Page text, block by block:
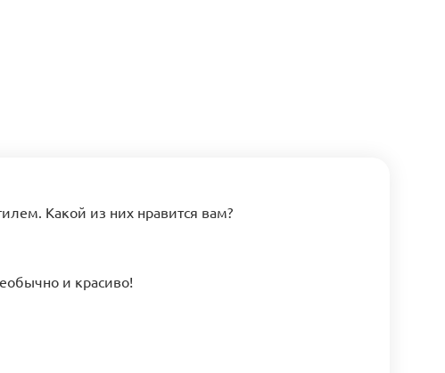
Какой из них нравится вам?
и красиво!